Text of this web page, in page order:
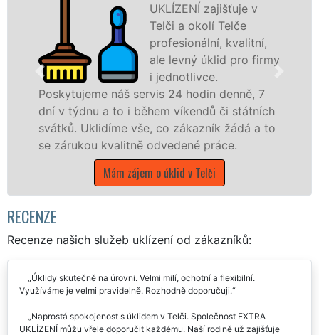
UKLÍZENÍ zajišťuje v
Telči a okolí Telče
profesionální, kvalitní,
ale levný úklid pro firmy
i jednotlivce.
náš servis 24 hodin denně, 7
týdnu a to i během víkendů či státních
Uklidíme vše, co zákazník žádá a to
kvalitně odvedené práce.
Mám zájem o úklid v Telči
RECENZE
Recenze našich služeb uklízení od zákazníků:
Úklidy skutečně na úrovni. Velmi milí, ochotní a flexibilní.
Využíváme je velmi pravidelně. Rozhodně doporučuji.
Naprostá spokojenost s úklidem v Telči. Společnost EXTRA
UKLÍZENÍ můžu vřele doporučit každému. Naší rodině už zajišťuje